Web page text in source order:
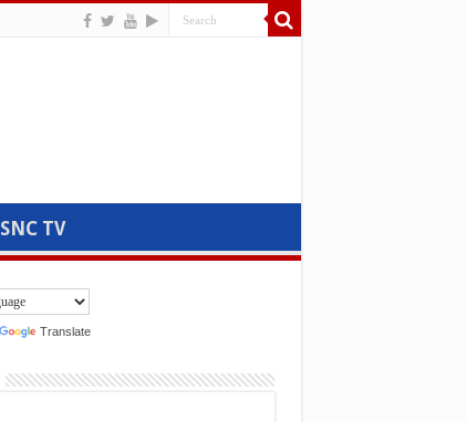
SNC TV
Translate